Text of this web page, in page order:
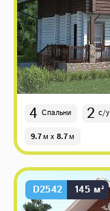
4 Спальни 2 с/у
9.7м x 8.7м
D2542 145 м²